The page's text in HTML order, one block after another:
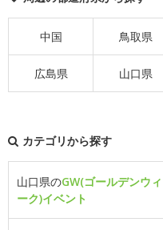
中国 鳥取県
広島県 山口県
カテゴリから探す
山口県のGW(ゴールデンウィ
ーク)イベント